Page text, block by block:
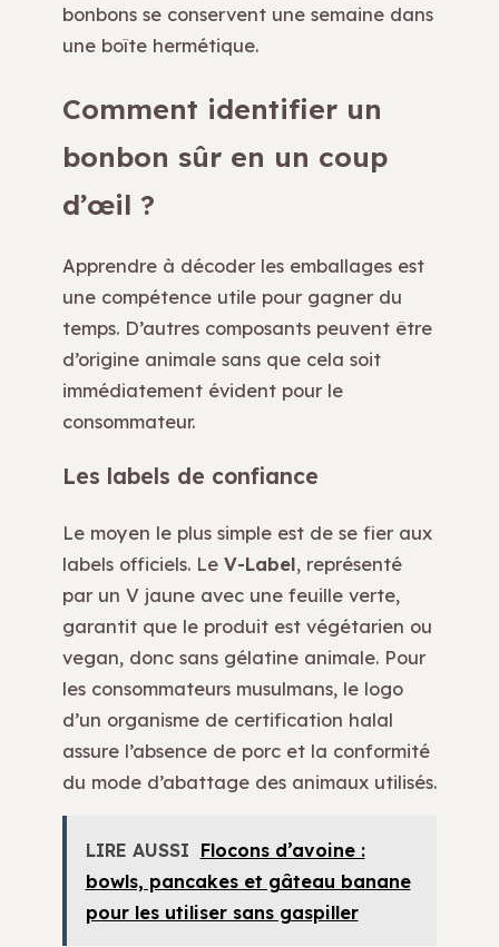
bonbons se conservent une semaine dans
une boîte hermétique.
Comment identifier un
bonbon sûr en un coup
d’œil ?
Apprendre à décoder les emballages est
une compétence utile pour gagner du
temps. D’autres composants peuvent être
d’origine animale sans que cela soit
immédiatement évident pour le
consommateur.
Les labels de confiance
Le moyen le plus simple est de se fier aux
labels officiels. Le V-Label, représenté
par un V jaune avec une feuille verte,
garantit que le produit est végétarien ou
vegan, donc sans gélatine animale. Pour
les consommateurs musulmans, le logo
d’un organisme de certification halal
assure l’absence de porc et la conformité
du mode d’abattage des animaux utilisés.
LIRE AUSSI Flocons d’avoine :
bowls, pancakes et gâteau banane
pour les utiliser sans gaspiller